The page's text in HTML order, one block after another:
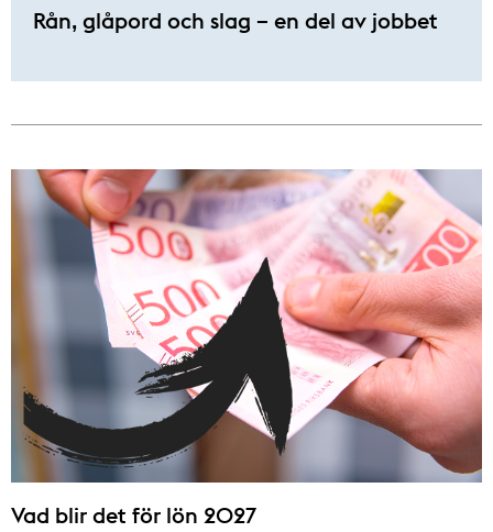
Rån, glåpord och slag – en del av jobbet
Vad blir det för lön 2027